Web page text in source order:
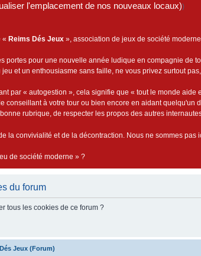
l'emplacement de nos nouveaux locaux))
« Reims Dés Jeux », association de jeux de société
portes pour une nouvelle année ludique en compagnie de
et un enthousiasme sans faille, ne vous privez surtout
par « autogestion », cela signifie que « tout le monde
conseillant à votre tour ou bien encore en aidant quelqu'un
rubrique, de respecter les propos des autres
la convivialité et de la décontraction. Nous ne sommes pas
de société moderne » ?
du forum
tous les cookies de ce forum ?
Jeux (Forum)